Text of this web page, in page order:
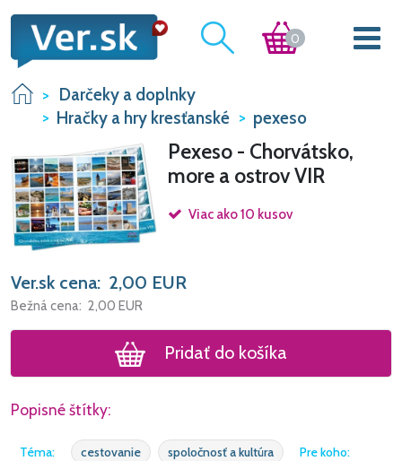
0
Darčeky a doplnky
Hračky a hry kresťanské
pexeso
Pexeso - Chorvátsko,
more a ostrov VIR
Viac ako 10 kusov
Ver.sk cena: 2,00 EUR
Bežná cena: 2,00 EUR
Pridať do košíka
Popisné štítky:
Téma: cestovanie spoločnosť a kultúra
Pre koho: